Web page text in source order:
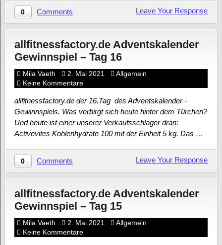
0 Comments Leave Your Response
allfitnessfactory.de Adventskalender
Gewinnspiel – Tag 16
Mila Vaeth 2. Mai 2021
Allgemein
Keine Kommentare
allfitnessfactory.de der 16.Tag des Adventskalender -
Gewinnspiels. Was verbirgt sich heute hinter dem Türchen?
Und heute ist einer unserer Verkaufsschlager dran:
Activevites Kohlenhydrate 100 mit der Einheit 5 kg. Das …
0 Comments Leave Your Response
allfitnessfactory.de Adventskalender
Gewinnspiel – Tag 15
Mila Vaeth 2. Mai 2021
Allgemein
Keine Kommentare